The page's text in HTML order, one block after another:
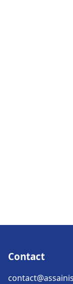
Contact